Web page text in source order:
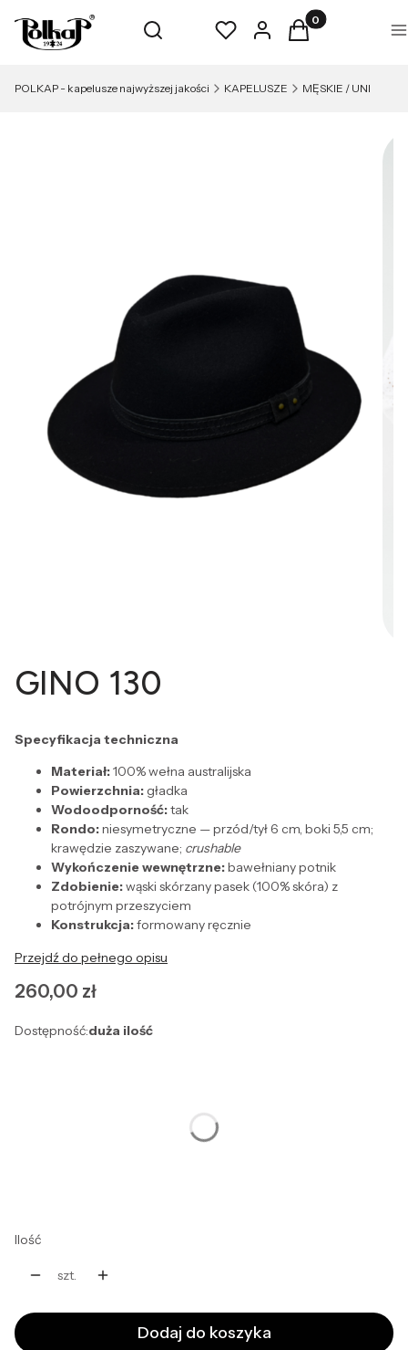
Otwórz wyszukiwarkę
Szukaj UlubioneZaloguj sięProdukty w
Koszyk
POLKAP - kapelusze najwyższej jakości KAPELUSZE MĘSKIE / UNI
GINO 130
Specyfikacja techniczna
Materiał:100% wełna australijska
Powierzchnia: gładka
Wodoodporność:tak
Rondo:niesymetryczne — przód/tył 6 cm, boki 5,5 cm;
krawędzie zaszywane; crushable
Wykończenie wewnętrzne:bawełniany potnik
Zdobienie:wąski skórzany pasek (100% skóra) z
potrójnym przeszyciem
Konstrukcja:formowany ręcznie
Przejdź do pełnego opisu
Cena
260,00 zł
Dostępność:duża ilość
Ilość
szt.
Dodaj do koszyka